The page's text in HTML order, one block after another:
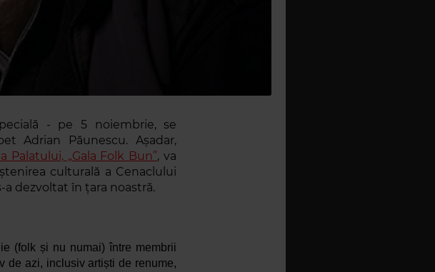
- pe 5 noiembrie, se
Adrian Păunescu. Așadar,
„Gala Folk Bun”, va
culturală a Cenaclului
a dezvoltat în țara noastră.
(folk și nu numai) între membrii
de azi, inclusiv artiști de renume,